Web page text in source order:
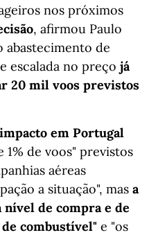
nos próximos
, afirmou Paulo
abastecimento de
escalada no preço já
20 mil voos previstos
em Portugal
1% de voos" previstos
aéreas
a situação", mas a
de compra e de
combustível" e "os